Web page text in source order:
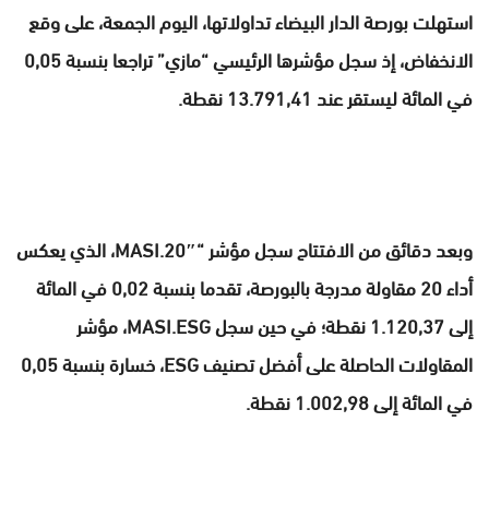
استهلت بورصة الدار البيضاء تداولاتها، اليوم الجمعة، على وقع
الانخفاض، إذ سجل مؤشرها الرئيسي “مازي” تراجعا بنسبة 0,05
في المائة ليستقر عند 13.791,41 نقطة.
وبعد دقائق من الافتتاح سجل مؤشر “MASI.20″، الذي يعكس
أداء 20 مقاولة مدرجة بالبورصة، تقدما بنسبة 0,02 في المائة
إلى 1.120,37 نقطة؛ في حين سجل MASI.ESG، مؤشر
المقاولات الحاصلة على أفضل تصنيف ESG، خسارة بنسبة 0,05
في المائة إلى 1.002,98 نقطة.